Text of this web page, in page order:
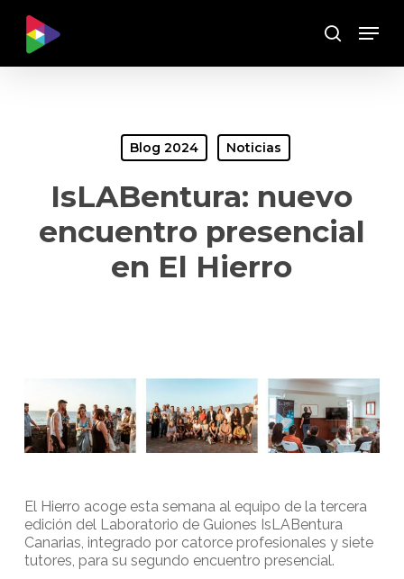
main
Buscar
Menu
Blog 2024 Noticias
IsLABentura: nuevo
encuentro presencial
en El Hierro
El Hierro acoge esta semana al equipo de la tercera
edición del Laboratorio de Guiones IsLABentura
Canarias, integrado por catorce profesionales y siete
tutores, para su segundo encuentro presencial.